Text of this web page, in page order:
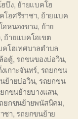
บึง, ย้ายแบคโฮ
โฮศรีราชา, ย้ายแบค
ฮหนองขาม, ย้าย
, ย้ายแบคโฮเขต
คโฮเทศบาลตำบล
อตู้, รถขนของบ่อวิน,
เกาะจันทร์, รถยกขน
ย้ายบ่อวิน, รถยกขน
กขนย้ายบางแสน,
ยกขนย้ายพนัสนิคม,
ชา, รถยกขนย้าย